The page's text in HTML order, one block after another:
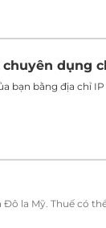
dụng
bạn bằng địa chỉ
Đô la Mỹ. Thuế có